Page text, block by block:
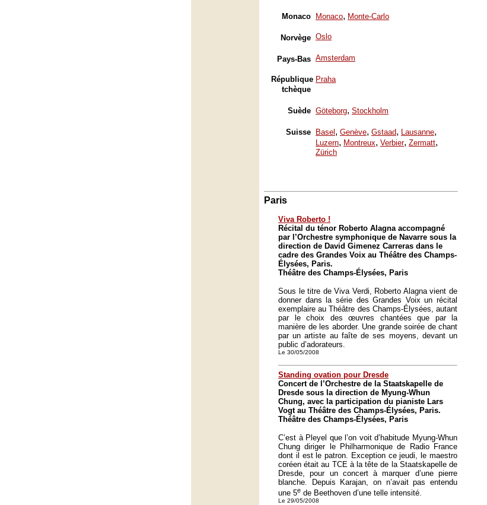
Monaco Monaco, Monte-Carlo
Norvège Oslo
Pays-Bas Amsterdam
République
tchèque
Praha
Suède Göteborg, Stockholm
Suisse Basel , Genève, Gstaad, Lausanne,
Luzern, Montreux, Verbier, Zermatt,
Zürich
Paris
Viva Roberto !
Récital du ténor Roberto Alagna accompagné
par l’Orchestre symphonique de Navarre sous la
direction de David Gimenez Carreras dans le
cadre des Grandes Voix au Théâtre des Champs-
Élysées, Paris.
Théâtre des Champs-Élysées, Paris
Sous le titre de Viva Verdi, Roberto Alagna vient de
donner dans la série des Grandes Voix un récital
exemplaire au Théâtre des Champs-Élysées, autant
par le choix des œuvres chantées que par la
manière de les aborder. Une grande soirée de chant
par un artiste au faîte de ses moyens, devant un
public d’adorateurs.
Le 30/05/2008
Standing ovation pour Dresde
Concert de l’Orchestre de la Staatskapelle de
Dresde sous la direction de Myung-Whun
Chung, avec la participation du pianiste Lars
Vogt au Théâtre des Champs-Élysées, Paris.
Théâtre des Champs-Élysées, Paris
C’est à Pleyel que l’on voit d’habitude Myung-Whun
Chung diriger le Philharmonique de Radio France
dont il est le patron. Exception ce jeudi, le maestro
coréen était au TCE à la tête de la Staatskapelle de
Dresde, pour un concert à marquer d’une pierre
blanche. Depuis Karajan, on n’avait pas entendu
une 5e de Beethoven d’une telle intensité.
Le 29/05/2008